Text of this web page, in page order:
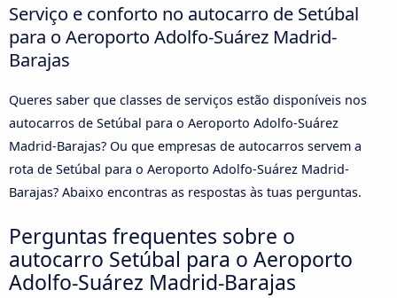
Serviço e conforto no autocarro de Setúbal
para o Aeroporto Adolfo-Suárez Madrid-
Barajas
Queres saber que classes de serviços estão disponíveis nos
autocarros de Setúbal para o Aeroporto Adolfo-Suárez
Madrid-Barajas? Ou que empresas de autocarros servem a
rota de Setúbal para o Aeroporto Adolfo-Suárez Madrid-
Barajas? Abaixo encontras as respostas às tuas perguntas.
Perguntas frequentes sobre o
autocarro Setúbal para o Aeroporto
Adolfo-Suárez Madrid-Barajas